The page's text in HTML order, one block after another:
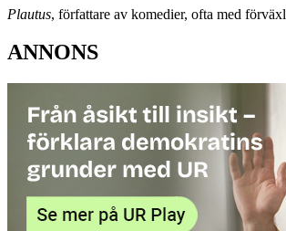
Plautus, författare av komedier, ofta med
ANNONS